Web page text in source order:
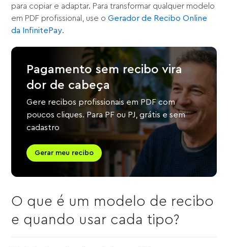
para copiar e adaptar. Para transformar qualquer modelo
em PDF profissional, use oGerador de Recibo Online
da InfinitePay.
Pagamento sem recibo vira
dor de cabeça
Gere recibos profissionais em PDF com
poucos cliques. Para PF ou PJ, grátis e sem
cadastro
Gerar meu recibo
O que é um modelo de recibo
e quando usar cada tipo?